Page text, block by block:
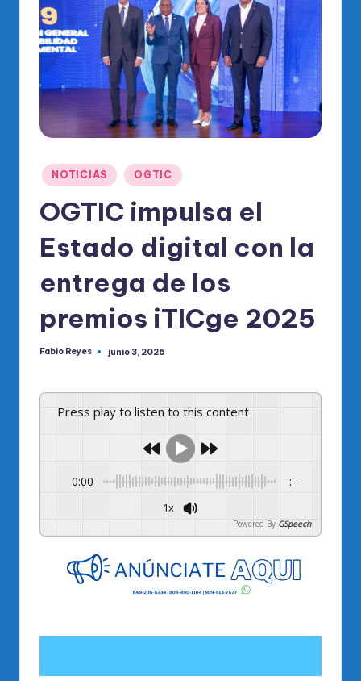
di
o
O
fi
al
el
R
M
Publicado
en
NOTICIAS OGTIC
OGTIC impulsa el
Estado digital con la
entrega de los
premios iTICge 2025
Publicado
Fabio Reyes junio 3, 2026
Press play to listen to this content
0:00 -:--
1x
Powered By GSpeech